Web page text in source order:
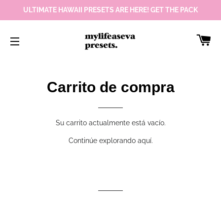
ULTIMATE HAWAII PRESETS ARE HERE! GET THE PACK
Carrito de compra
Su carrito actualmente está vacío.
Continúe explorando aquí.